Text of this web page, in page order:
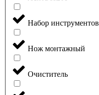
Набор инструментов
Нож монтажный
Очиститель